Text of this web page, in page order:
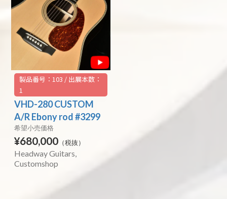
製品番号：103 / 出展本数：
1
VHD-280 CUSTOM
A/R Ebony rod #3299
希望小売価格
¥680,000 （税抜）
Headway Guitars
Customshop